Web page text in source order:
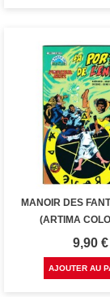
MANOIR DES
(ARTIMA
Prix
9,90 €
AJOUTER AU